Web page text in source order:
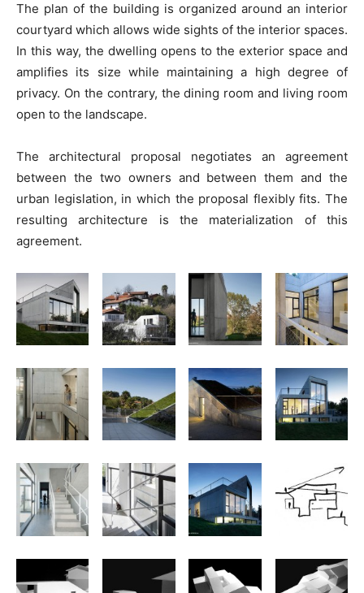
The plan of the building is organized around an interior
courtyard which allows wide sights of the interior spaces.
In this way, the dwelling opens to the exterior space and
amplifies its size while maintaining a high degree of
privacy. On the contrary, the dining room and living room
open to the landscape.
The architectural proposal negotiates an agreement
between the two owners and between them and the
urban legislation, in which the proposal flexibly fits. The
resulting architecture is the materialization of this
agreement.